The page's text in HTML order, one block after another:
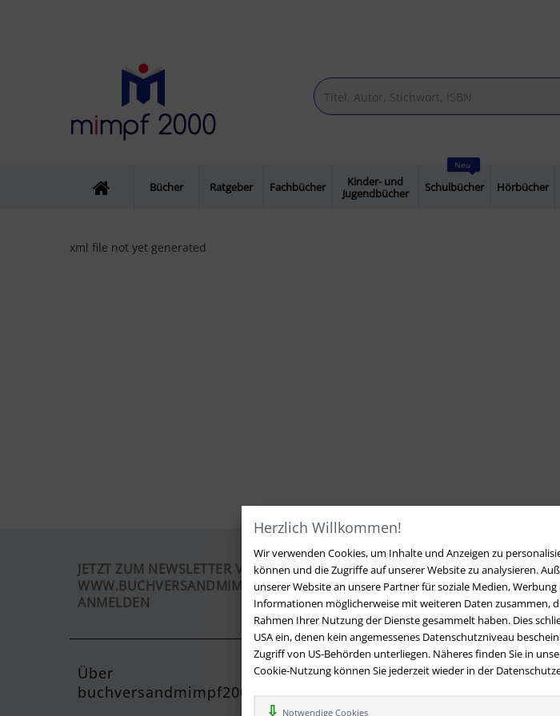
Herzlich Willkommen!
Wir verwenden Cookies, um Inhalte und Anzeigen zu
können und die Zugriffe auf unserer Website zu analysieren.
unserer Website an unsere Partner für soziale Medien,
Informationen möglicherweise mit weiteren Daten zusammen,
Rahmen Ihrer Nutzung der Dienste gesammelt haben. Dies
USA ein, denen kein angemessenes Datenschutzniveau
Zugriff von US-Behörden unterliegen. Näheres finden Sie in
Cookie-Nutzung können Sie jederzeit wieder in der
Notwendige Cookies
Bücher Ratgeber Fachbücher
Kinder- und
Jugendbücher
Neu
Schulbücher Hörbücher
xml file not yet generated
JETZT ZUM NEWSLETTER VON
WWW.BUCHVERSANDMIMPF2000.DE
ANMELDEN
Über
buchversandmimpf2000.de
Kontakt